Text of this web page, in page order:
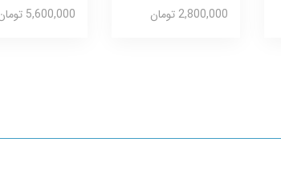
2,800,000 تومان 5,600,000 تومان